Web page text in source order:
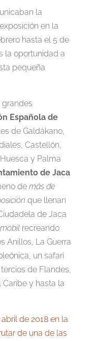
la
en la
hasta el 5 de
la oportunidad a
pequeña
grandes
Española de
de Galdákano,
Castellón,
y Palma
de Jaca
de más de
que llenan
de Jaca
recreando
Anillos, La Guerra
un safari
de Flandes,
Caribe y hasta la
de 2018 en la
de una de las